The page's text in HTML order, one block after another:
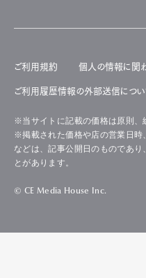
ご利用規約 個人の情報に関
ご利用履歴情報の外部送信につい
※当サイトに記載の価格は原則、
※掲載された価格や店の営業日時
などは、記事公開日のものであ
とがあります。
© CE Media House Inc.